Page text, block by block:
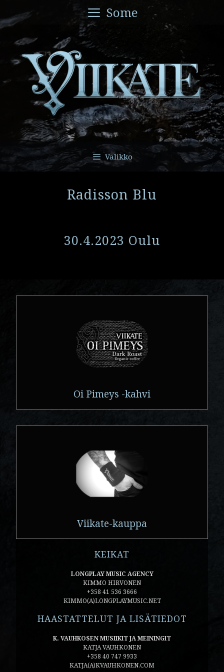
sisältöön
Some
Valikko
Radisson Blu
30.4.2023 Oulu
Oi Pimeys -kahvi
Viikate-kauppa
KEIKAT
LONGPLAY MUSIC AGENCY
KIMMO HIRVONEN
+358 41 536 3666
KIMMO(A)LONGPLAYMUSIC.NET
HAASTATTELUT JA LISÄTIEDOT
K. VAUHKOSEN MUSIIKIT JA MEININGIT
KATJA VAUHKONEN
+358 40 747 9933
KATJA(A)KVAUHKONEN.COM